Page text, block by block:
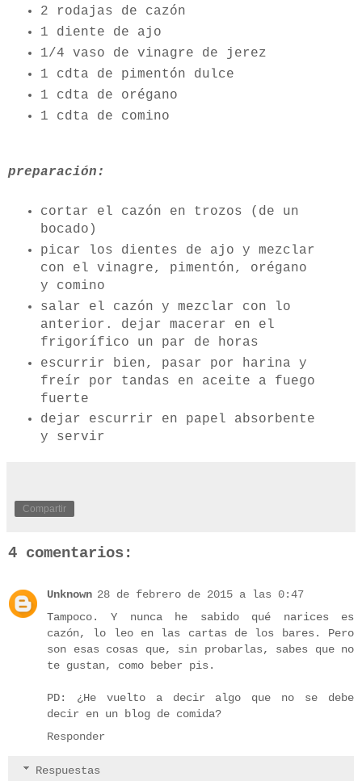
2 rodajas de cazón
1 diente de ajo
1/4 vaso de vinagre de jerez
1 cdta de pimentón dulce
1 cdta de orégano
1 cdta de comino
preparación:
cortar el cazón en trozos (de un
bocado)
picar los dientes de ajo y mezclar
con el vinagre, pimentón, orégano
y comino
salar el cazón y mezclar con lo
anterior. dejar macerar en el
frigorífico un par de horas
escurrir bien, pasar por harina y
freír por tandas en aceite a fuego
fuerte
dejar escurrir en papel absorbente
y servir
Compartir
4 comentarios:
Unknown 28 de febrero de 2015 a las 0:47
Tampoco. Y nunca he sabido qué narices es
cazón, lo leo en las cartas de los bares. Pero
son esas cosas que, sin probarlas, sabes que no
te gustan, como beber pis.
PD: ¿He vuelto a decir algo que no se debe
decir en un blog de comida?
Responder
Respuestas